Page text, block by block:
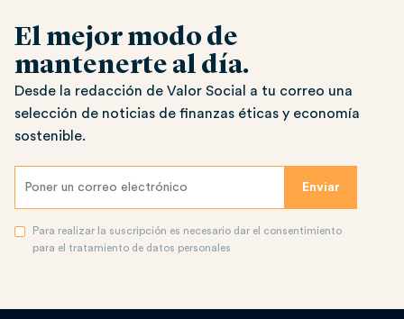
El mejor modo de
mantenerte al día.
Desde la redacción de Valor Social a tu correo una
selección de noticias de finanzas éticas y economía
sostenible.
Para realizar la suscripción es necesario dar el consentimiento
para el tratamiento de datos personales